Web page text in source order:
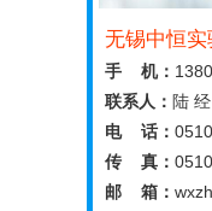
无锡中恒实
手 机：
联系人： 陆
电 话：
传 真：
邮 箱：